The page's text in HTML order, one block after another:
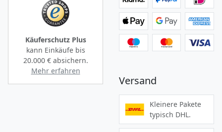
Käuferschutz Plus
kann Einkäufe bis
20.000 €absichern.
Mehr erfahren
Versand
Kleinere Pakete
typisch DHL.